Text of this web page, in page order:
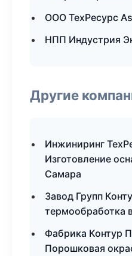
ООО ТехРесурс
НПП Индустрия
Другие
Инжиниринг
Изготовление
Самара
Завод Групп
термообработка
Фабрика Контур
Порошковая